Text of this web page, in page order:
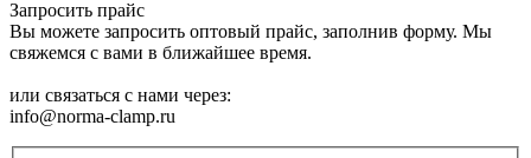
Запросить прайс
Вы можете запросить оптовый прайс, заполнив форму. Мы
свяжемся с вами в ближайшее время.
или связаться с нами через:
info@norma-clamp.ru